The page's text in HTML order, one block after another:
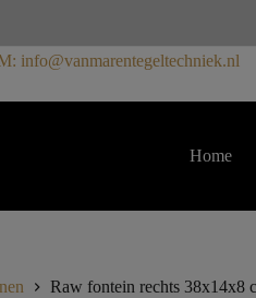
info@vanmarentegeltechniek.nl
Home
Raw fontein rechts 38x14x8